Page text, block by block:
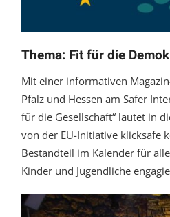
Thema: Fit für die
Mit einer informativen
Pfalz und Hessen am Safer
für die Gesellschaft“ lautet in
von der EU-Initiative klicksafe
Bestandteil im Kalender für
Kinder und Jugendliche